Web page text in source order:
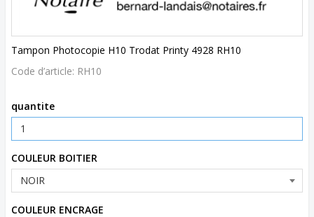
Tampon Photocopie H10 Trodat Printy 4928 RH10
Code d’article: RH10
quantite
COULEUR BOITIER
COULEUR ENCRAGE